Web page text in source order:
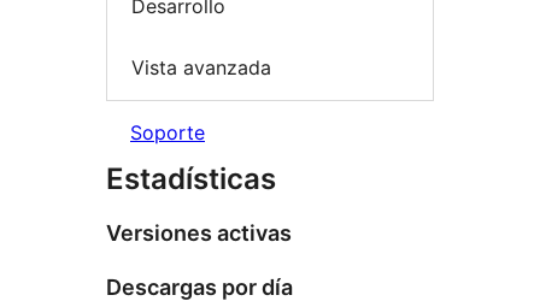
Desarrollo
Vista avanzada
Soporte
Estadísticas
Versiones activas
Descargas por día